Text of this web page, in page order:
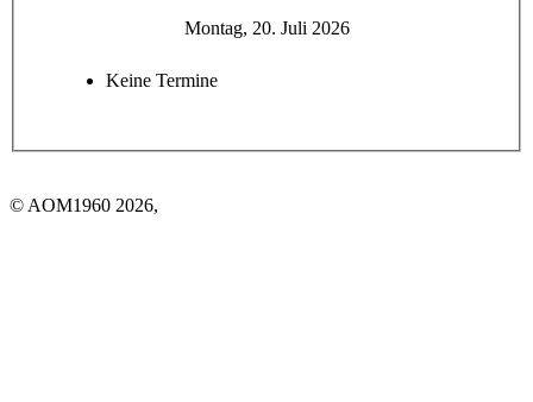
Montag, 20. Juli 2026
Keine Termine
© AOM1960 2026,